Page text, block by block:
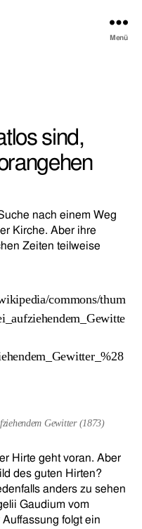
Menü
sind,
nach einem Weg
Kirche. Aber ihre
Zeiten teilweise
Gewitter (1873)
Hirte geht voran. Aber
des guten Hirten?
anders zu sehen
Gaudium vom
folgt ein